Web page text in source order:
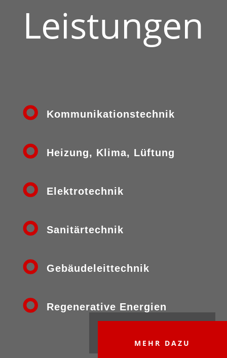
Leistungen
Kommunikations­technik
Heizung, Klima, Lüftung
Elektrotechnik
Sanitärtechnik
Gebäudeleittechnik
Regenerative Energien
MEHR DAZU